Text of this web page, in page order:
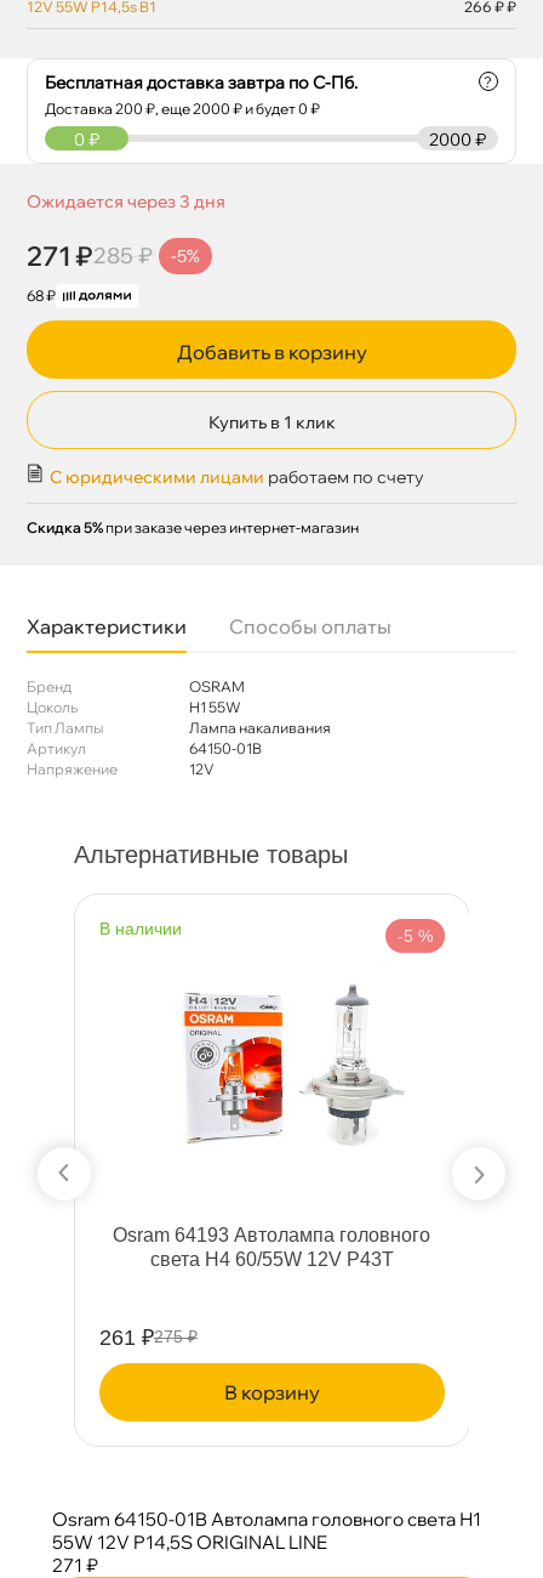
Бесплатная доставка завтра по С-Пб.
Доставка200 ₽, еще2000 ₽ и будет 0 ₽
?
2000 ₽
0 ₽
Ожидается через 3 дня
271 ₽285 ₽ -5%
68 ₽
Добавить в корзину
Купить в 1 клик
С юридическими лицами работаем по счету
Скидка 5% при заказе через интернет-магазин
12V 55W P14,5s B1 266 ₽ ₽
Характеристики Способы оплаты
Бренд
OSRAM
Цоколь
Н1 55W
Тип Лампы
Лампа накаливания
Артикул
64150-01B
Напряжение
12V
Альтернативные товары
наличии -5 %
Osram 64193 Автолампа головного
света H4 60/55W 12V P43T
261 ₽275 ₽
корзину
Osram 64150-01B Автолампа головного света Н1
55W 12V P14,5S ORIGINAL LINE
271 ₽